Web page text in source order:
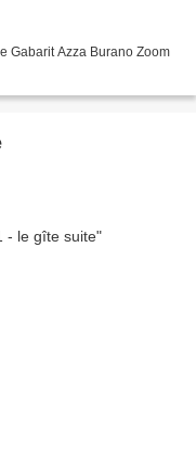
Gabarit Azza Burano Zoom